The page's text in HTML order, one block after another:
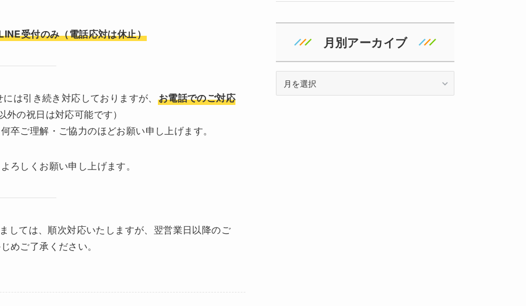
受付のみ（電話応対は休止）
は引き続き対応しておりますが、 お電話でのご対応
の祝日は対応可能です）
卒ご理解・ご協力のほどお願い申し上げます。
ろしくお願い申し上げます。
しては、順次対応いたしますが、翌営業日以降のご
めご了承ください。
月別アーカイブ